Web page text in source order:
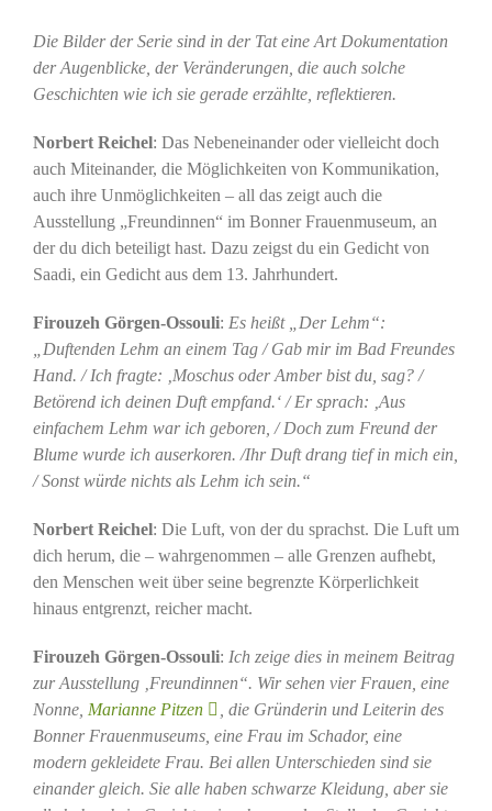
Die Bilder der Serie sind in der Tat eine Art Dokumentation
der Augenblicke, der Veränderungen, die auch solche
Geschichten wie ich sie gerade erzählte, reflektieren.
Norbert Reichel: Das Nebeneinander oder vielleicht doch
auch Miteinander, die Möglichkeiten von Kommunikation,
auch ihre Unmöglichkeiten – all das zeigt auch die
Ausstellung „Freundinnen“ im Bonner Frauenmuseum, an
der du dich beteiligt hast. Dazu zeigst du ein Gedicht von
Saadi, ein Gedicht aus dem 13. Jahrhundert.
Firouzeh Görgen-Ossouli: Es heißt „Der Lehm“:
„Duftenden Lehm an einem Tag / Gab mir im Bad Freundes
Hand. / Ich fragte: ‚Moschus oder Amber bist du, sag? /
Betörend ich deinen Duft empfand.‘ / Er sprach: ‚Aus
einfachem Lehm war ich geboren, / Doch zum Freund der
Blume wurde ich auserkoren. /Ihr Duft drang tief in mich ein,
/ Sonst würde nichts als Lehm ich sein.“
Norbert Reichel: Die Luft, von der du sprachst. Die Luft um
dich herum, die – wahrgenommen – alle Grenzen aufhebt,
den Menschen weit über seine begrenzte Körperlichkeit
hinaus entgrenzt, reicher macht.
Firouzeh Görgen-Ossouli: Ich zeige dies in meinem Beitrag
zur Ausstellung ‚Freundinnen“. Wir sehen vier Frauen, eine
Nonne, Marianne Pitzen
, die Gründerin und Leiterin des
Bonner Frauenmuseums, eine Frau im Schador, eine
modern gekleidete Frau. Bei allen Unterschieden sind sie
einander gleich. Sie alle haben schwarze Kleidung, aber sie